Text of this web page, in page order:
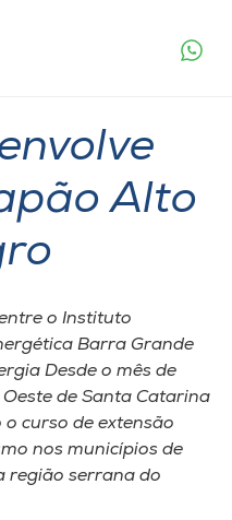
Alto
o Instituto
Barra Grande
Desde o mês de
de Santa Catarina
o curso de extensão
nos municípios de
região serrana do